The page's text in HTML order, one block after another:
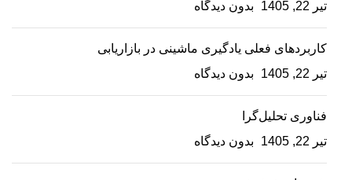
تیر 22, 1405
بدون دیدگاه
کاربردهای فعلی یادگیری ماشینی در بازاریابی
تیر 22, 1405
بدون دیدگاه
فناوری تحلیل‌گرا
تیر 22, 1405
بدون دیدگاه